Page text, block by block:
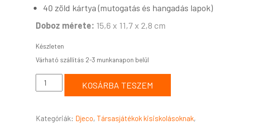
40 zöld kártya (mutogatás és hangadás lapok)
Doboz mérete: 15,6 x 11,7 x 2,8 cm
Készleten
KOSÁRBA TESZEM
Kategóriák: Djeco,Társasjátékok kisiskolásoknak,